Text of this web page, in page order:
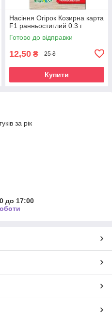
Насіння Огірок Козирна карта
F1 ранньостиглий 0.3 г
Готово до відправки
12,50 ₴ 25 ₴
Купити
за рік
до 17:00